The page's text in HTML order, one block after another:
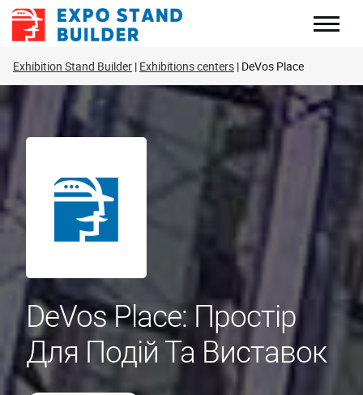
Перейти
Exhibition Stand Builder Exhibitions centers DeVos Place
DeVos Place: Простір
Для Подій Та Виставок